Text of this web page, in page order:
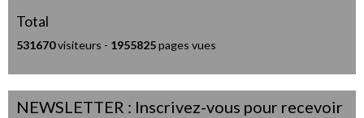
Total
531670visiteurs - 1955825pages vues
NEWSLETTER : Inscrivez-vous pour recevoir